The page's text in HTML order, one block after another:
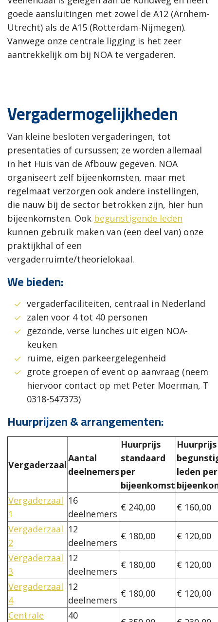
goede aansluitingen met zowel de A12 (Arnhem-
Utrecht) als de A15 (Rotterdam-Nijmegen).
Vanwege onze centrale ligging is het zeer
aantrekkelijk om bij NOA te vergaderen.
Vergadermogelijkheden
Van kleine besloten vergaderingen, tot
presentaties of cursussen; ze worden allemaal
in het Huis van de Afbouw gegeven. NOA
organiseert zelf bijeenkomsten, maar met
regelmaat verzorgen ook andere instellingen,
die nauw bij de sector betrokken zijn, hier hun
bijeenkomsten. Ook begunstigende leden
kunnen gebruik maken van (een deel van) onze
praktijkhal of een
vergaderruimte/theorielokaal.
We bieden:
vergaderfaciliteiten, centraal in Nederland
zalen voor 4 tot 40 personen
gezonde, verse lunches uit eigen NOA-
keuken
ruime, eigen parkeergelegenheid
grote groepen of event op aanvraag (neem
hiervoor contact op met Peter Moerman, T
0318-547373)
Huurprijzen & arrangementen:
Vergaderzaal
Aantal
deelnemers
Huurprijs
standaard
per
bijeenkomst
Huurprijs
leden per
Vergaderzaal
1
16
deelnemers
€ 240,00
€ 160,00
Vergaderzaal
2
12
deelnemers
€ 180,00
€ 120,00
Vergaderzaal
3
12
deelnemers
€ 180,00
€ 120,00
Vergaderzaal
4
12
deelnemers
€ 180,00
€ 120,00
Centrale
40